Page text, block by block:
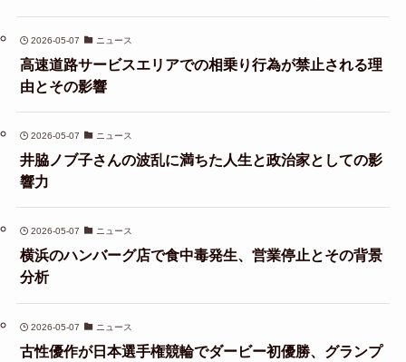
2026-05-07 ニュース
高速道路サービスエリアでの相乗り行為が禁止される理
由とその影響
2026-05-07 ニュース
井脇ノブ子さんの波乱に満ちた人生と政治家としての影
響力
2026-05-07 ニュース
横浜のハンバーグ店で食中毒発生、営業停止とその背景
分析
2026-05-07 ニュース
古性優作が日本選手権競輪でダービー初優勝、グランプ